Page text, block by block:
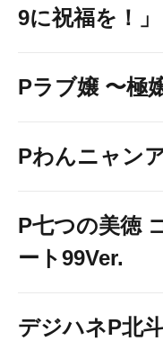
9に祝福を！」
Pラブ嬢 〜極
Pわんニャン
P七つの美徳
ート99Ver.
デジハネP北